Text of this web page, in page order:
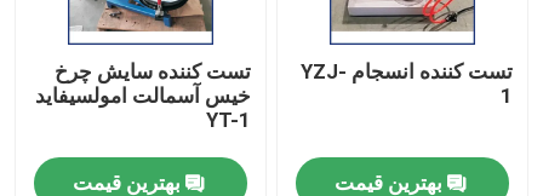
تست کننده انسجام YZJ-
1
بهترین قیمت
تست کننده سایش چرخ
خیس آسمالت امولسیفاید
YT-1
بهترین قیمت